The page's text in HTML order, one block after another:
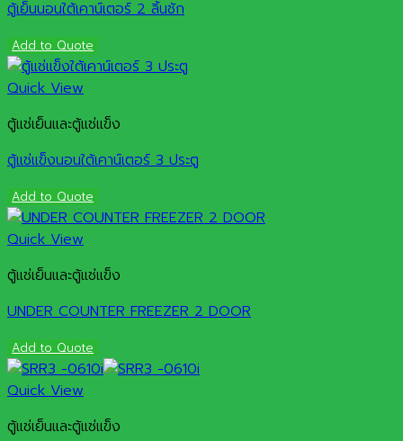
ตู้เย็นนอนใต้เคาน์เตอร์ 2 ลิ้นชัก
Add to Quote
Quick View
ตู้แช่เย็นและตู้แช่แข็ง
ตู้แช่แข็งนอนใต้เคาน์เตอร์ 3 ประตู
Add to Quote
Quick View
ตู้แช่เย็นและตู้แช่แข็ง
UNDER COUNTER FREEZER 2 DOOR
Add to Quote
Quick View
ตู้แช่เย็นและตู้แช่แข็ง